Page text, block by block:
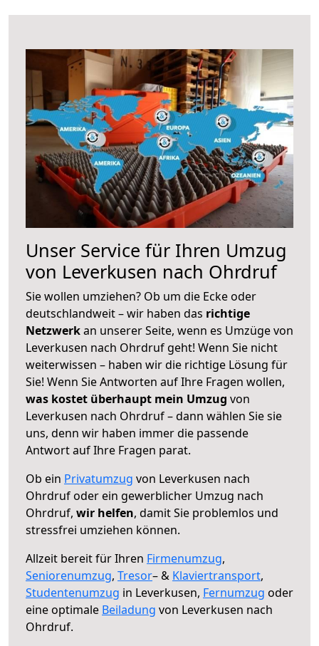
Unser Service für Ihren Umzug
von Leverkusen nach Ohrdruf
Sie wollen umziehen? Ob um die Ecke oder
deutschlandweit – wir haben das richtige
Netzwerkan unserer Seite, wenn es Umzüge von
Leverkusen nach Ohrdruf geht! Wenn Sie nicht
weiterwissen – haben wir die richtige Lösung für
Sie! Wenn Sie Antworten auf Ihre Fragen wollen,
was kostet überhaupt mein Umzug von
Leverkusen nach Ohrdruf – dann wählen Sie sie
uns, denn wir haben immer die passende
Antwort auf Ihre Fragen parat.
Ob ein Privatumzug von Leverkusen nach
Ohrdruf oder ein gewerblicher Umzug nach
Ohrdruf, wir helfen, damit Sie problemlos und
stressfrei umziehen können.
Allzeit bereit für Ihren Firmenumzug,
Seniorenumzug, Tresor– & Klaviertransport,
Studentenumzug in Leverkusen, Fernumzug oder
eine optimale Beiladung von Leverkusen nach
Ohrdruf.